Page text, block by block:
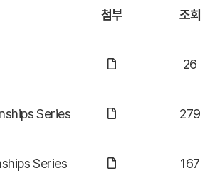
첨부 조회
26
Series 279
Series 167